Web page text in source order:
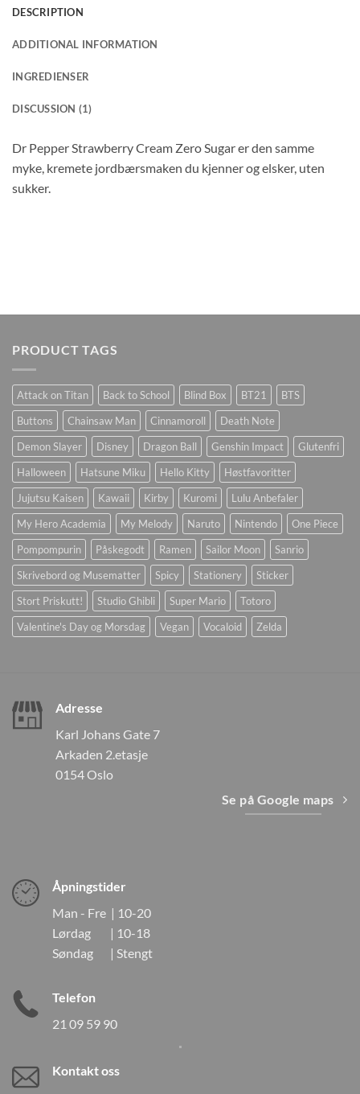
DESCRIPTION
ADDITIONAL INFORMATION
INGREDIENSER
DISCUSSION (1)
Dr Pepper Strawberry Cream Zero Sugar er den samme
myke, kremete jordbærsmaken du kjenner og elsker, uten
sukker.
PRODUCT TAGS
Attack on Titan Back to School Blind Box BT21
BTS
Buttons
Chainsaw Man Cinnamoroll
Death Note
Demon Slayer
Disney Dragon Ball Genshin Impact
Glutenfri
Halloween
Hatsune Miku Hello Kitty
Høstfavoritter
Jujutsu Kaisen
Kawaii Kirby Kuromi
Lulu Anbefaler
My Hero Academia
My Melody Naruto Nintendo
One Piece
Pompompurin
Påskegodt Ramen Sailor Moon
Sanrio
Skrivebord og Musematter
Spicy Stationery
Sticker
Stort Priskutt!
Studio Ghibli Super Mario
Totoro
Valentine's Day og Morsdag
Vegan Vocaloid Zelda
Adresse
Karl Johans Gate 7
Arkaden 2.etasje
0154 Oslo
Se på Google maps
Åpningstider
Man - Fre | 10-20
Lørdag | 10-18
Søndag | Stengt
Telefon
21 09 59 90
Kontakt oss